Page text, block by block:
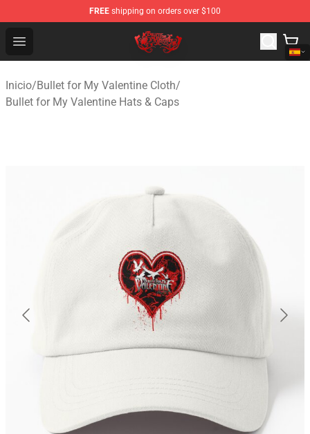
FREE shipping on orders over $100
Open menu
Bullet for My Valentine Store - Official Bullet for My
Inicio/Bullet for My Valentine Cloth/
Bullet for My Valentine Hats & Caps